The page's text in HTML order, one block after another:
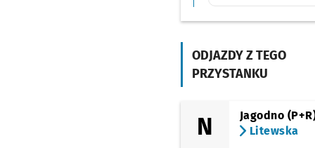
(Kiełczowska)
(Żmudzka)
Żmudzka
ODJAZDY Z TEGO
PRZYSTANKU
N
Jagodno
Litewska